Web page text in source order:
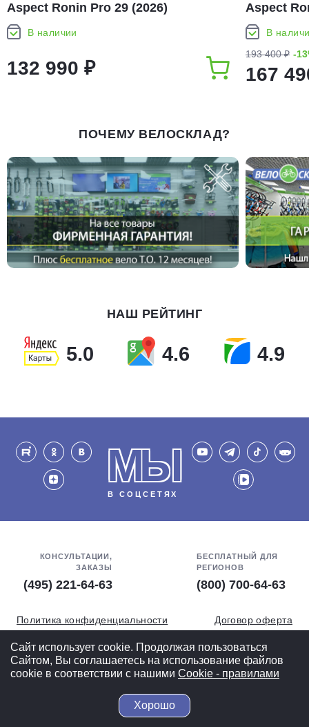
Aspect Ronin Pro 29 (2026)
В наличии
132 990 ₽
Aspect
В
193 400 ₽ -
167
ПОЧЕМУ ВЕЛОСКЛАД?
НАШ РЕЙТИНГ
5.0 4.6 4.9
МЫ
В СОЦСЕТЯХ
КОНСУЛЬТАЦИИ,
ЗАКАЗЫ
(495) 221-64-63
БЕСПЛАТНЫЙ ДЛЯ
РЕГИОНОВ
(800) 700-64-63
Политика конфиденциальности
Договор оферта
Обработка персональных данных
СОУТ
Полная версия
© 2004-2026 ВелоСклад.ру - более 20 лет радуем Вас!
Сайт использует cookie. Продолжая пользоваться
Сайтом, Вы соглашаетесь на использование файлов
cookie в соответствии с нашими Cookiе - правилами
Хорошо